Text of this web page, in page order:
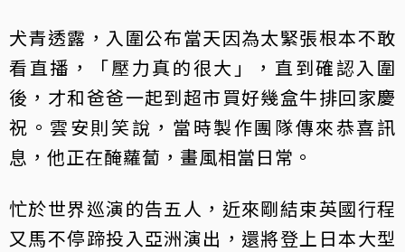
犬青透露，入圍公布當天因為太緊張根本不敢
看直播，「壓力真的很大」，直到確認入圍
後，才和爸爸一起到超市買好幾盒牛排回家慶
祝。雲安則笑說，當時製作團隊傳來恭喜訊
息，他正在醃蘿蔔，畫風相當日常。
忙於世界巡演的告五人，近來剛結束英國行程
又馬不停蹄投入亞洲演出，還將登上日本大型